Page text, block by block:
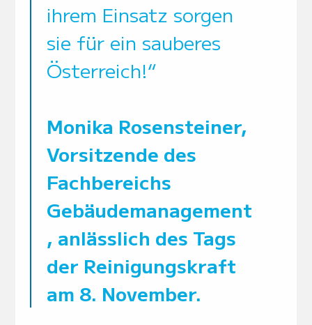
ihrem Einsatz sorgen
sie für ein sauberes
Österreich!“
Monika Rosensteiner,
Vorsitzende des
Fachbereichs
Gebäudemanagement
, anlässlich des Tags
der Reinigungskraft
am 8. November.